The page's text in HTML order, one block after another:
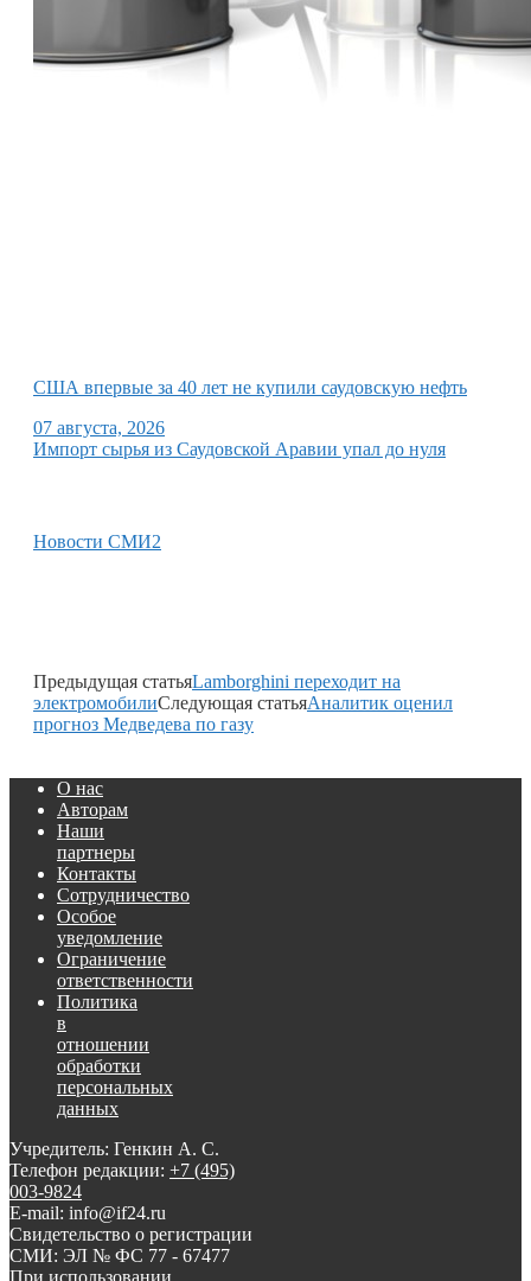
США впервые за 40 лет не купили саудовскую нефть
07 августа, 2026
Импорт сырья из Саудовской Аравии упал до нуля
Новости СМИ2
Предыдущая статьяLamborghini переходит на
электромобилиСледующая статьяАналитик оценил
прогноз Медведева по газу
О нас
Авторам
Наши
партнеры
Контакты
Сотрудничество
Особое
уведомление
Ограничение
ответственности
Политика
в
отношении
обработки
персональных
данных
Учредитель: Генкин А. С.
Телефон редакции: +7 (495)
003-9824
E-mail: info@if24.ru
Свидетельство о регистрации
СМИ: ЭЛ № ФС 77 - 67477
При использовании